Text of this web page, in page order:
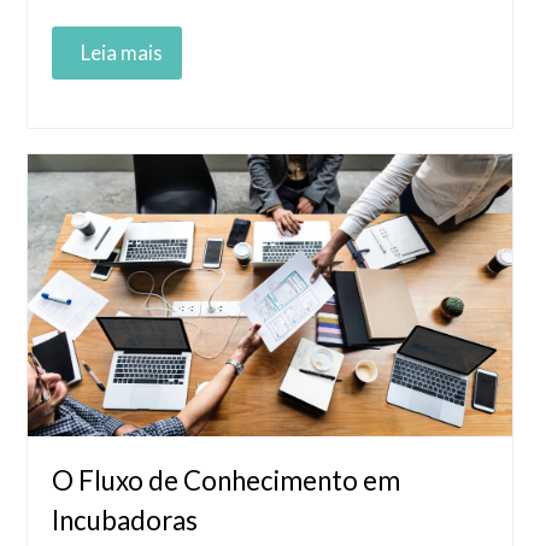
O Fluxo de Conhecimento em
Incubadoras